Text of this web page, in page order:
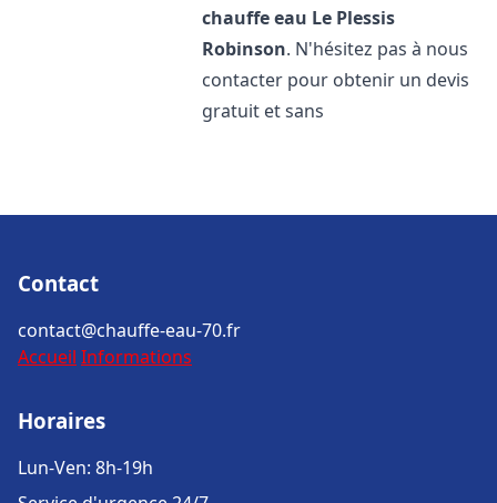
chauffe eau Le Plessis
Robinson. N'hésitez pas à nous
contacter pour obtenir un devis
gratuit et sans
Contact
contact@chauffe-eau-70.fr
Accueil Informations
Horaires
Lun-Ven: 8h-19h